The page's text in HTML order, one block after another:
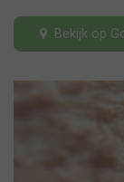
Bekijk op